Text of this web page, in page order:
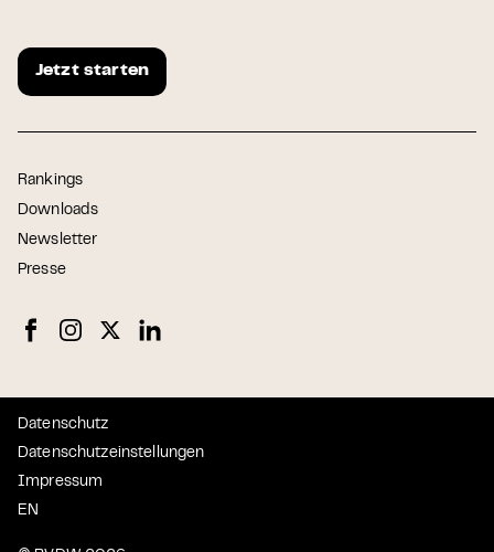
Jetzt starten
Rankings
Downloads
Newsletter
Presse
Datenschutz
Datenschutzeinstellungen
Impressum
EN